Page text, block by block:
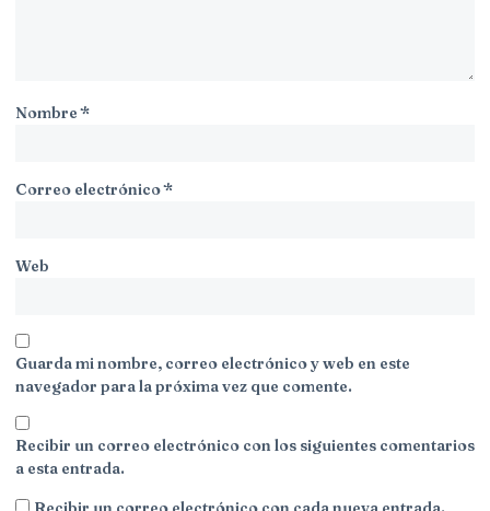
Nombre*
Correo electrónico*
Web
Guarda mi nombre, correo electrónico y web en este
navegador para la próxima vez que comente.
Recibir un correo electrónico con los siguientes comentarios
a esta entrada.